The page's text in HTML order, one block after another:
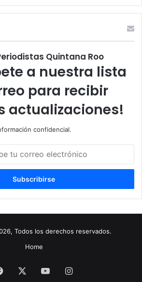
Quintana Roo
a nuestra lista
para recibir
actualizaciones!
confidencial.
Todos los derechos reservados.
Home
Facebook YouTubeInstagram